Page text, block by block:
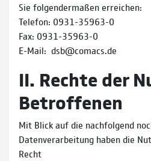
Sie folgendermaßen erreichen:
Telefon: 0931-35963-0
Fax: 0931-35963-0
E-Mail: dsb@comacs.de
II. Rechte der
Betroffenen
Mit Blick auf die nachfolgend
Datenverarbeitung haben die
Recht